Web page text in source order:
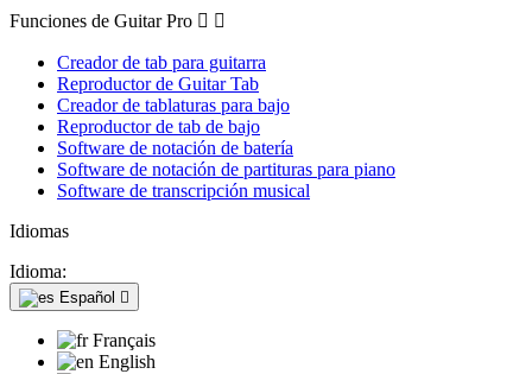
Funciones de Guitar Pro  
Creador de tab para guitarra
Reproductor de Guitar Tab
Creador de tablaturas para bajo
Reproductor de tab de bajo
Software de notación de batería
Software de notación de partituras para piano
Software de transcripción musical
Idiomas
Idioma:
Español 
Français
English